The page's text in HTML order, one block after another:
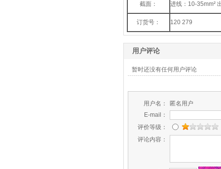
截面： 进线：10-35mm²
订货号： 120 279
用户评论
暂时还没有任何用户评论
用户名：
匿名用户
E-mail：
评价等级：
评论内容：